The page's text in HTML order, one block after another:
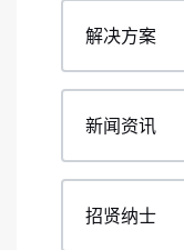
解决方案
新闻资讯
招贤纳士